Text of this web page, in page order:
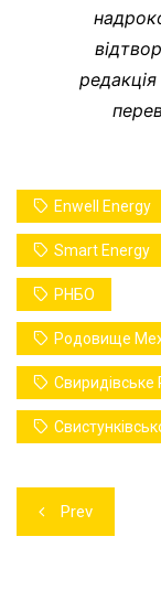
Enwell Energy
Smart Energy
РНБО
Родовище
Навігація
записів
Prev